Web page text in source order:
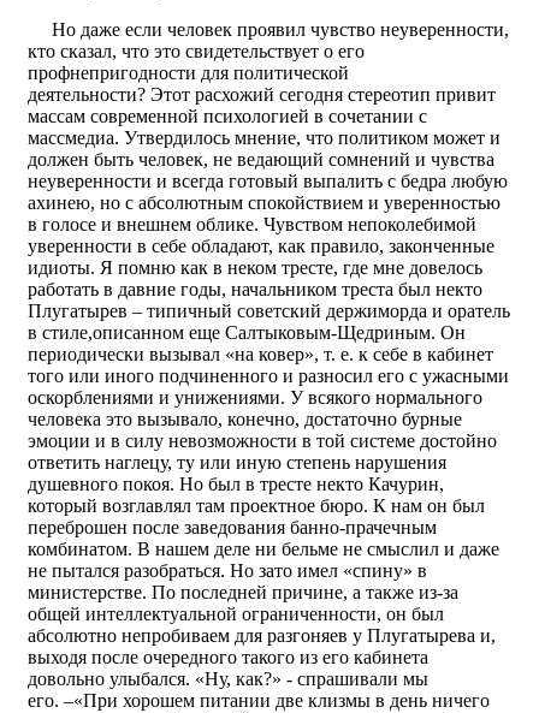
Но даже если человек проявил чувство неуверенности,
кто сказал, что это свидетельствует о его
профнепригодности для политической
деятельности? Этот расхожий сегодня стереотип привит
массам современной психологией в сочетании с
массмедиа. Утвердилось мнение, что политиком может и
должен быть человек, не ведающий сомнений и чувства
неуверенности и всегда готовый выпалить с бедра любую
ахинею, но с абсолютным спокойствием и уверенностью
в голосе и внешнем облике. Чувством непоколебимой
уверенности в себе обладают, как правило, законченные
идиоты. Я помню как в неком тресте, где мне довелось
работать в давние годы, начальником треста был некто
Плугатырев – типичный советский держиморда и оратель
в стиле,описанном еще Салтыковым-Щедриным. Он
периодически вызывал «на ковер», т. е. к себе в кабинет
того или иного подчиненного и разносил его с ужасными
оскорблениями и унижениями. У всякого нормального
человека это вызывало, конечно, достаточно бурные
эмоции и в силу невозможности в той системе достойно
ответить наглецу, ту или иную степень нарушения
душевного покоя. Но был в тресте некто Качурин,
который возглавлял там проектное бюро. К нам он был
переброшен после заведования банно-прачечным
комбинатом. В нашем деле ни бельме не смыслил и даже
не пытался разобраться. Но зато имел «спину» в
министерстве. По последней причине, а также из-за
общей интеллектуальной ограниченности, он был
абсолютно непробиваем для разгоняев у Плугатырева и,
выходя после очередного такого из его кабинета
довольно улыбался. «Ну, как?» - спрашивали мы
его. –«При хорошем питании две клизмы в день ничего